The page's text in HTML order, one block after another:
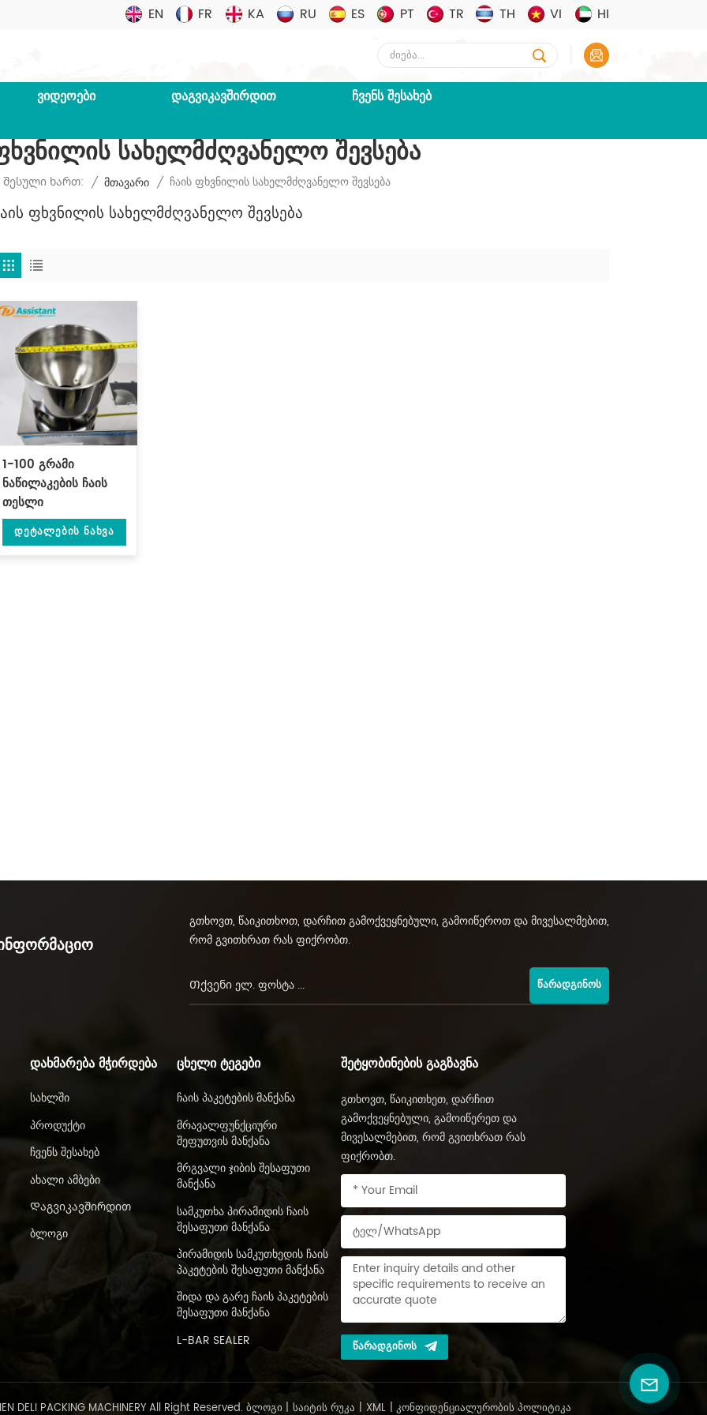
EN FR KA RU ES PT TR TH VI HI
ᲕᲘᲓᲔᲝᲔᲑᲘ ᲓᲐᲒᲕᲘᲙᲐᲕᲨᲘᲠᲓᲘᲗ
ᲩᲕᲔᲜᲡ ᲨᲔᲡᲐᲮᲔᲑ
Სახელმძღვანელო Შევსება
Შესული Ხართ: / Მთავარი / Ჩაის Ფხვნილის Სახელმძღვანელო Შევსება
Ფხვნილის Სახელმძღვანელო Შევსება
1-100 გრამი
ნაწილაკების ჩაის
თესლი
მარცვლეულის
ამწონი შემავსებელი
Დეტალების Ნახვა
გთხოვთ, წაიკითხოთ, დარჩით გამოქვეყნებული, გამოიწეროთ და მივესალმებით,
რომ გვითხრათ რას ფიქრობთ.
ᲬᲐᲠᲐᲓᲒᲘᲜᲝᲡ
ᲓᲐᲮᲛᲐᲠᲔᲑᲐ ᲛᲭᲘᲠᲓᲔᲑᲐ
Სახლში
Პროდუქტი
Ჩვენს Შესახებ
Ახალი Ამბები
Დაგვიკავშირდით
Ბლოგი
ᲪᲮᲔᲚᲘ ᲢᲔᲒᲔᲑᲘ
Ჩაის Პაკეტების Მანქანა
Მრავალფუნქციური
Შეფუთვის Მანქანა
Მრგვალი Ჯიბის Შესაფუთი
Მანქანა
Სამკუთხა Პირამიდის Ჩაის
Შესაფუთი Მანქანა
Პირამიდის Სამკუთხედის Ჩაის
Პაკეტების Შესაფუთი Მანქანა
Შიდა Და Გარე Ჩაის Პაკეტების
Შესაფუთი Მანქანა
L-BAR SEALER
ᲨᲔᲢᲧᲝᲑᲘᲜᲔᲑᲘᲡ ᲒᲐᲒᲖᲐᲕᲜᲐ
გთხოვთ, წაიკითხეთ, დარჩით
გამოქვეყნებული, გამოიწერეთ და
მივესალმებით, რომ გვითხრათ რას
ფიქრობთ.
ᲬᲐᲠᲐᲓᲒᲘᲜᲝᲡ
PACKING MACHINERY All Right Reserved. ᲑᲚᲝᲒᲘ | ᲡᲐᲘᲢᲘᲡ ᲠᲣᲙᲐ | XML | ᲙᲝᲜᲤᲘᲓᲔᲜᲪᲘᲐᲚᲣᲠᲝᲑᲘᲡ ᲞᲝᲚᲘᲢᲘᲙᲐ